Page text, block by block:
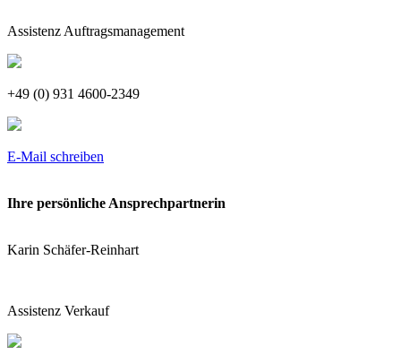
Assistenz Auftragsmanagement
+49 (0) 931 4600-2349
E-Mail schreiben
Ihre persönliche Ansprechpartnerin
Karin Schäfer-Reinhart
Assistenz Verkauf